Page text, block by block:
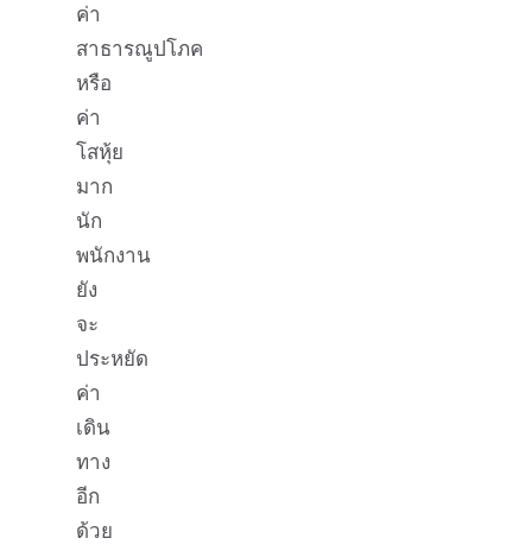
ค่า
สาธารณูปโภค
หรือ
ค่า
โสหุ้ย
มาก
นัก
พนักงาน
ยัง
จะ
ประหยัด
ค่า
เดิน
ทาง
อีก
ด้วย